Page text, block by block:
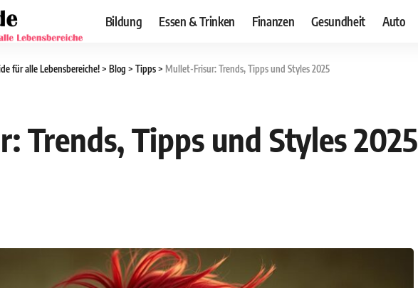
Bildung Essen & Trinken Finanzen Gesundheit Auto
für alle Lebensbereiche!> Blog > Tipps> Mullet-Frisur: Trends, Tipps und Styles 2025
Trends, Tipps und Styles 2025